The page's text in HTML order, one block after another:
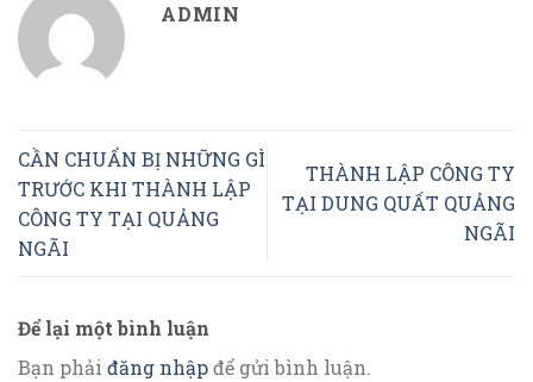
ADMIN
CẦN CHUẨN BỊ NHỮNG GÌ
TRƯỚC KHI THÀNH LẬP
CÔNG TY TẠI QUẢNG
NGÃI
THÀNH LẬP CÔNG TY
TẠI DUNG QUẤT QUẢNG
NGÃI
Để lại một bình luận
Bạn phải đăng nhậpđể gửi bình luận.